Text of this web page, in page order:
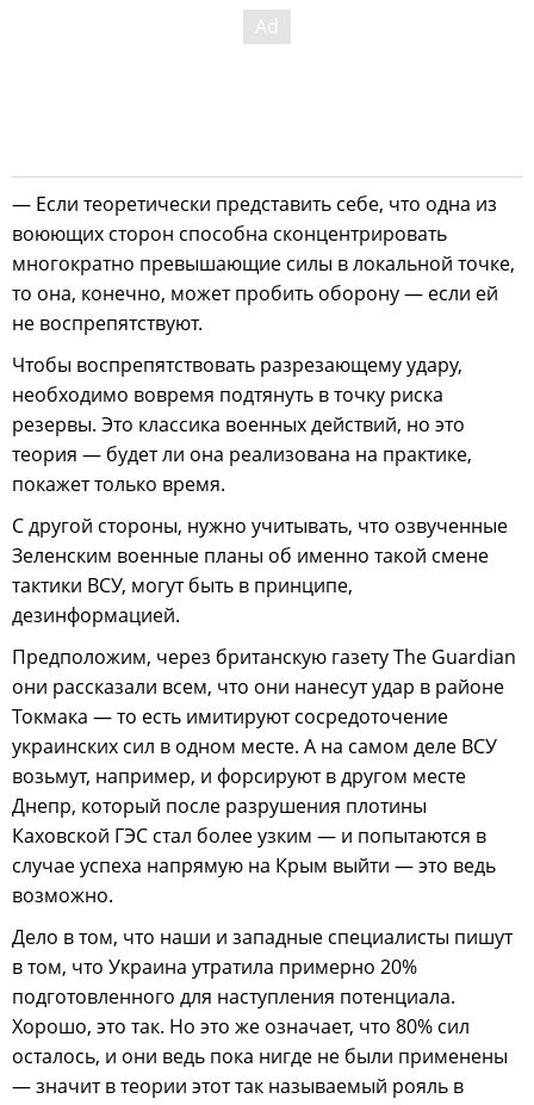
— Если теоретически представить себе, что одна из
воюющих сторон способна сконцентрировать
многократно превышающие силы в локальной точке,
то она, конечно, может пробить оборону — если ей
не воспрепятствуют.
Чтобы воспрепятствовать разрезающему удару,
необходимо вовремя подтянуть в точку риска
резервы. Это классика военных действий, но это
теория — будет ли она реализована на практике,
покажет только время.
С другой стороны, нужно учитывать, что озвученные
Зеленским военные планы об именно такой смене
тактики ВСУ, могут быть в принципе,
дезинформацией.
Предположим, через британскую газету The Guardian
они рассказали всем, что они нанесут удар в районе
Токмака — то есть имитируют сосредоточение
украинских сил в одном месте. А на самом деле ВСУ
возьмут, например, и форсируют в другом месте
Днепр, который после разрушения плотины
Каховской ГЭС стал более узким — и попытаются в
случае успеха напрямую на Крым выйти — это ведь
возможно.
Дело в том, что наши и западные специалисты пишут
в том, что Украина утратила примерно 20%
подготовленного для наступления потенциала.
Хорошо, это так. Но это же означает, что 80% сил
осталось, и они ведь пока нигде не были применены
— значит в теории этот так называемый рояль в